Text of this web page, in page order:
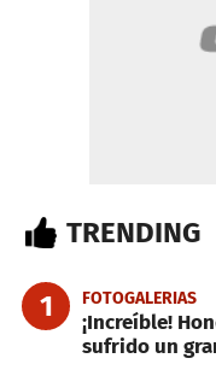
TRENDING
1 FOTOGALERIAS
¡Increíble!
sufrido un